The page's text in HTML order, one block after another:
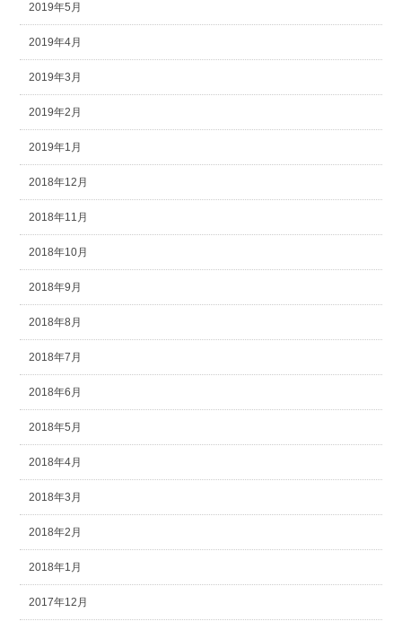
2019年5月
2019年4月
2019年3月
2019年2月
2019年1月
2018年12月
2018年11月
2018年10月
2018年9月
2018年8月
2018年7月
2018年6月
2018年5月
2018年4月
2018年3月
2018年2月
2018年1月
2017年12月